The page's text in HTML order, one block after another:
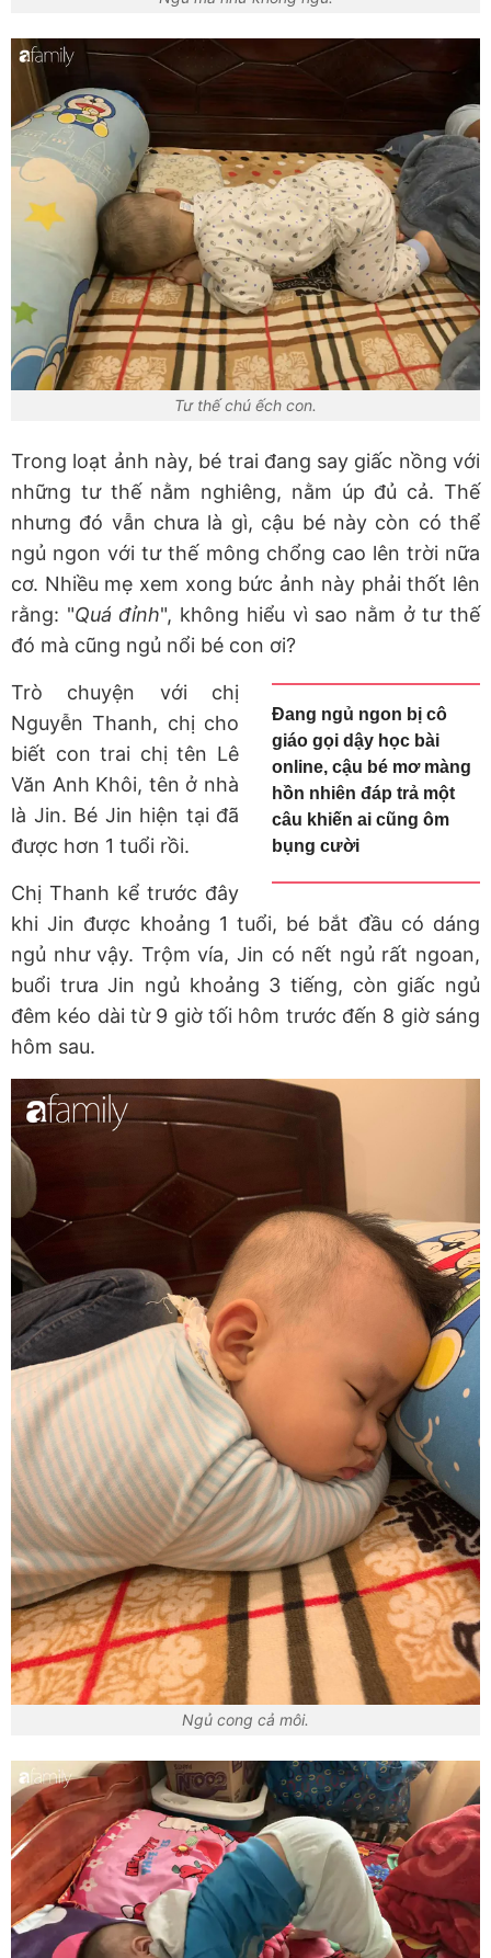
Tư thế chú ếch con.
Trong loạt ảnh này, bé trai đang say giấc nồng với
những tư thế nằm nghiêng, nằm úp đủ cả. Thế
nhưng đó vẫn chưa là gì, cậu bé này còn có thể
ngủ ngon với tư thế mông chổng cao lên trời nữa
cơ. Nhiều mẹ xem xong bức ảnh này phải thốt lên
rằng: "Quá đỉnh", không hiểu vì sao nằm ở tư thế
đó mà cũng ngủ nổi bé con ơi?
Đang ngủ ngon bị cô
giáo gọi dậy học bài
online, cậu bé mơ màng
hồn nhiên đáp trả một
câu khiến ai cũng ôm
bụng cười
Trò chuyện với chị
Nguyễn Thanh, chị cho
biết con trai chị tên Lê
Văn Anh Khôi, tên ở nhà
là Jin. Bé Jin hiện tại đã
được hơn 1 tuổi rồi.
Chị Thanh kể trước đây
khi Jin được khoảng 1 tuổi, bé bắt đầu có dáng
ngủ như vậy. Trộm vía, Jin có nết ngủ rất ngoan,
buổi trưa Jin ngủ khoảng 3 tiếng, còn giấc ngủ
đêm kéo dài từ 9 giờ tối hôm trước đến 8 giờ sáng
hôm sau.
Ngủ cong cả môi.